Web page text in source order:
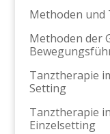
Methoden und
Methoden der
Tanztherapie
Setting
Tanztherapie
Einzelsetting